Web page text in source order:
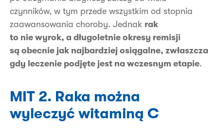
czynników, w tym przede wszystkim od stopnia
zaawansowania choroby. Jednak rak
to nie wyrok, a długoletnie okresy remisji
są obecnie jak najbardziej osiągalne, zwłaszcza
gdy leczenie podjęte jest na wczesnym etapie.
MIT 2. Raka można
wyleczyć witaminą C